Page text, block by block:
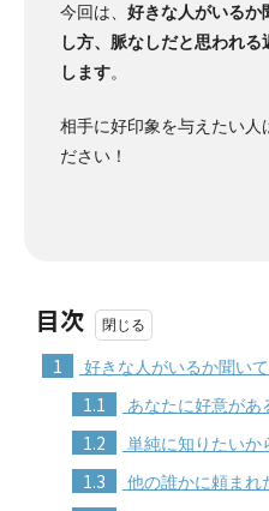
今回は、 好きな人がいるか
し方、脈なしだと思われ
します。
相手に好印象を与えたい人
ださい！
目次
1 好きな人がいるか聞い
1.1 あなたに好意があ
1.2 単純に知りたいか
1.3 他の誰かに頼まれ